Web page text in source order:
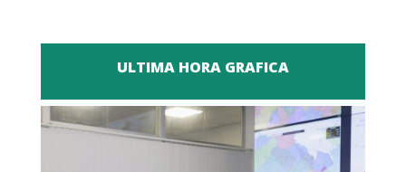
ULTIMA HORA GRAFICA